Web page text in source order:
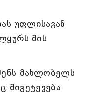
უფლისაგან
მის
მახლობელს
მიგეტევება